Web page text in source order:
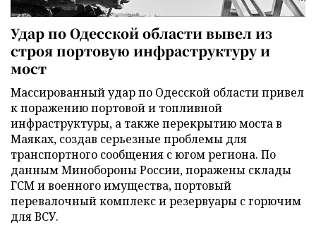
Удар по Одесской области вывел из
строя портовую инфраструктуру и
мост
Массированный удар по Одесской области привел
к поражению портовой и топливной
инфраструктуры, а также перекрытию моста в
Маяках, создав серьезные проблемы для
транспортного сообщения с югом региона. По
данным Минобороны России, поражены склады
ГСМ и военного имущества, портовый
перевалочный комплекс и резервуары с горючим
для ВСУ.